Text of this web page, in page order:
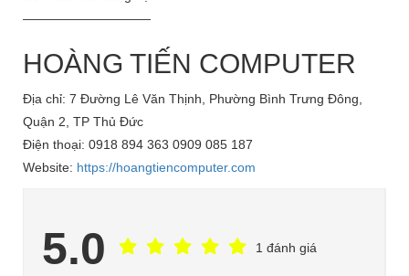
——————————
HOÀNG TIẾN COMPUTER
Địa chỉ: 7 Đường Lê Văn Thịnh, Phường Bình Trưng Đông,
Quận 2, TP Thủ Đức
Điện thoại: 0918 894 363 0909 085 187
Website: https://hoangtiencomputer.com
5.0 1 đánh giá